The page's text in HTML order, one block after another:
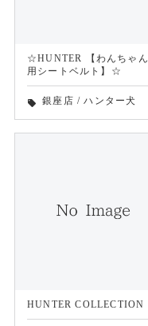
☆HUNTER 【わんちゃん
用シートベルト】☆
local_offer 銀座店 /ハンター犬
HUNTER COLLECTION